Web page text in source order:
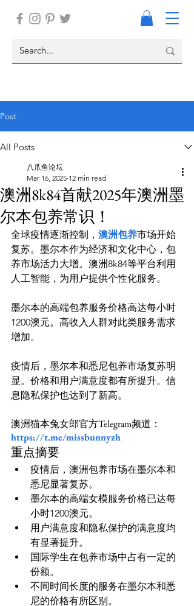
Post
All Posts
澳洲8k84首献2025年澳洲墨
尔本包养常识！
八爪鱼论坛
Mar 16, 2025 12 min read
全球疫情逐渐控制， 澳洲包养市场开始
复苏。墨尔本作为经济和文化中心，包
养市场活力大增。澳洲8k84等平台利用
人工智能，为用户提供个性化服务。
墨尔本的高端包养服务价格高达每小时
1200澳元。高收入人群对此类服务需求
增加。
疫情后，墨尔本和悉尼包养市场复苏明
显。价格和用户满意度都有所提升。信
澳洲猫本兔女郎官方Telegram频道：
https://t.me/missbunnyzh
重点摘要
疫情后，澳洲包养市场在墨尔本和
悉尼显著复苏。
墨尔本的高端女模服务价格已达每
小时1200澳元。
用户满意度和隐私保护的满意度均
有显著提升。
国际学生在包养市场中占有一定的
份额。
不同时间长度的服务在墨尔本和悉
尼的价格有所区别。